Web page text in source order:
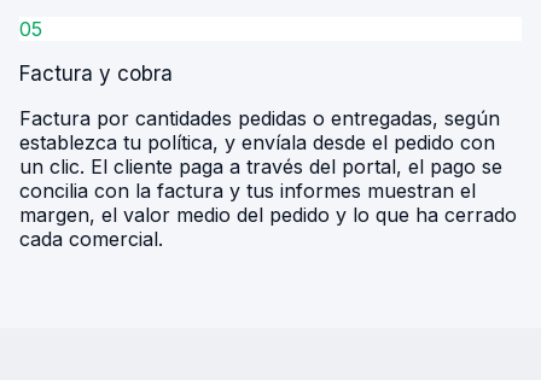
05
Factura y cobra
Factura por cantidades pedidas o entregadas, según
establezca tu política, y envíala desde el pedido con
un clic. El cliente paga a través del portal, el pago se
concilia con la factura y tus informes muestran el
margen, el valor medio del pedido y lo que ha cerrado
cada comercial.